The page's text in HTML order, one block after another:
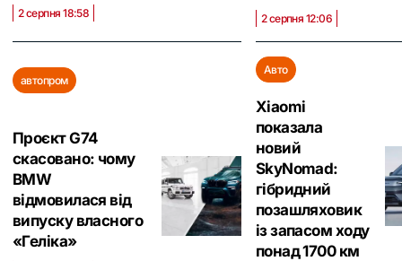
2 серпня 18:58 2 серпня 12:06
автопром
Проєкт G74
скасовано: чому
BMW
відмовилася від
випуску власного
«Геліка»
Авто
Xiaomi
показала
новий
SkyNomad:
гібридний
позашляховик
із запасом ходу
понад 1700 км